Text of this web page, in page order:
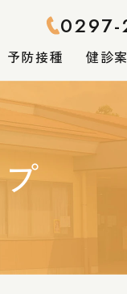
予防接種 健診
待合室
外来感染対策